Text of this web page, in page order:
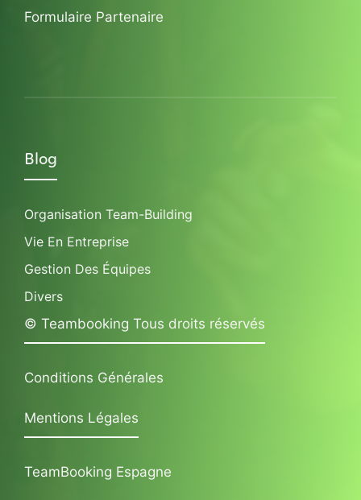
Formulaire Partenaire
Blog
Organisation Team-Building
Vie En Entreprise
Gestion Des Équipes
Divers
© Teambooking Tous droits réservés
Conditions Générales
Mentions Légales
TeamBooking Espagne